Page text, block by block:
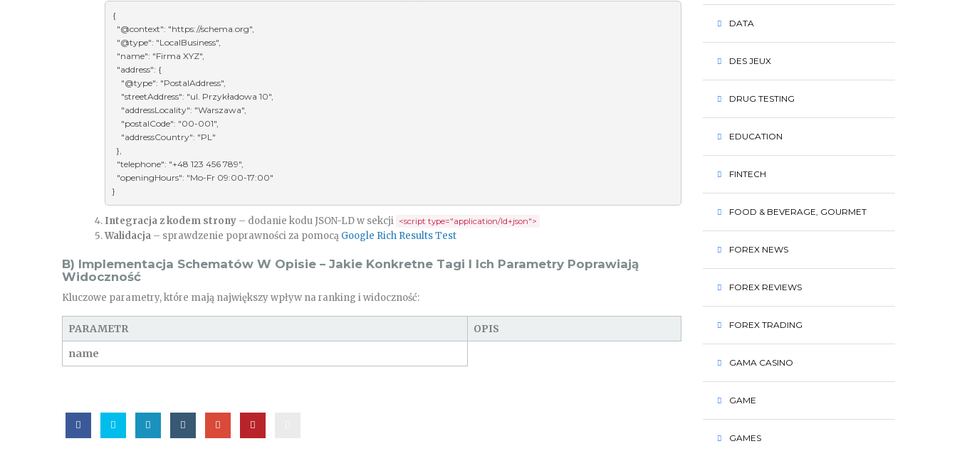
DATA
DES JEUX
DRUG TESTING
EDUCATION
FINTECH
FOOD & BEVERAGE, GOURMET
FOREX NEWS
FOREX REVIEWS
FOREX TRADING
GAMA CASINO
GAME
GAMES
{
  "@context": "https://schema.org",
  "@type": "LocalBusiness",
  "name": "Firma XYZ",
  "address": {
    "@type": "PostalAddress",
    "streetAddress": "ul. Przykładowa 10",
    "addressLocality": "Warszawa",
    "postalCode": "00-001",
    "addressCountry": "PL"
  },
  "telephone": "+48 123 456 789",
  "openingHours": "Mo-Fr 09:00-17:00"
}
Integracja z kodem strony – dodanie kodu JSON-LD w sekcji <script type="application/ld+json">
Walidacja – sprawdzenie poprawności za pomocą Google Rich Results Test
B) Implementacja Schematów W Opisie – Jakie Konkretne Tagi I Ich Parametry Poprawiają
Widoczność
Kluczowe parametry, które mają największy wpływ na ranking i widoczność:
PARAMETR
OPIS
name